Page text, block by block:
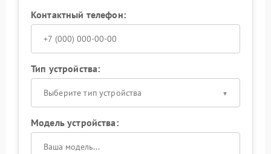
Контактный телефон:
Тип устройства:
Выберите тип устройства
Модель устройства: